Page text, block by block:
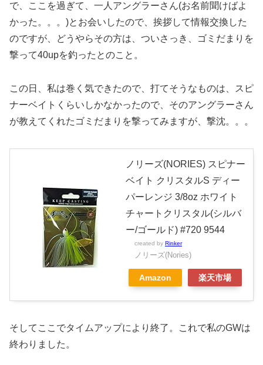
で、ここを過ぎて、一人アングラーさん(お名前聞けばよ
かった。。。)とお会いしたので、挨拶して情報交換した
のですが、どうやらその方は、ついさっき、ゴミだまりを
撃って40upを釣ったとのこと。
この日、私は巻く気できたので、打てそうなものは、スピ
ナーベイトくらいしかなかったので、そのアングラーさん
が教えてくれたゴミだまりを撃ってみますが、撃沈。。。
ノリーズ(NORIES) スピナー
ベイト クリスタルS ディー
パーレンジ 3/8oz ホワイト
チャートクリスタル(シルバ
ー/ゴールド) #720 9544
created by Rinker
ノリーズ(Nories)
Amazon 楽天市場
そしてここでタイムアップにより終了。これで私のGWは
終わりました。